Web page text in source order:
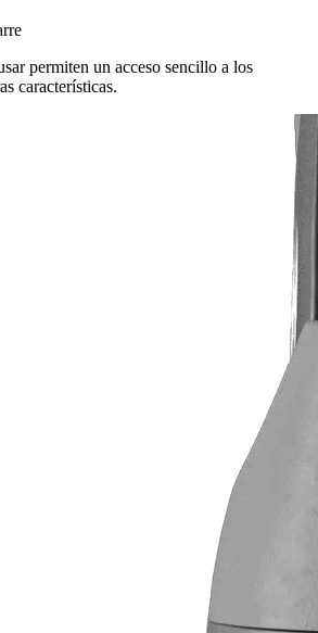
permiten un acceso sencillo a los
características.